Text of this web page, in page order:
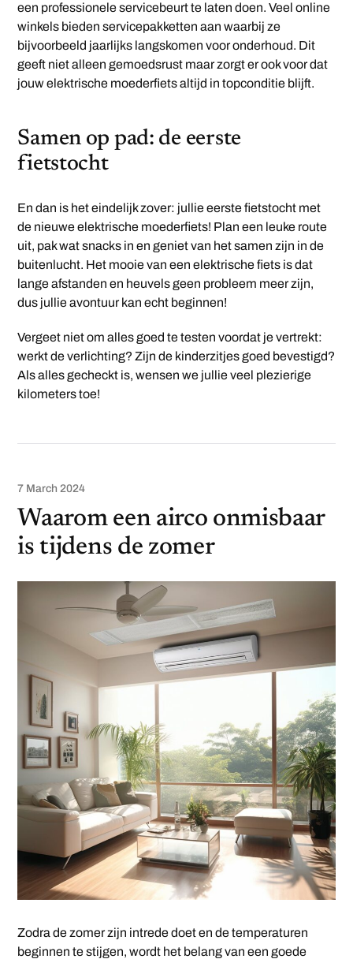
een professionele servicebeurt te laten doen. Veel online
winkels bieden servicepakketten aan waarbij ze
bijvoorbeeld jaarlijks langskomen voor onderhoud. Dit
geeft niet alleen gemoedsrust maar zorgt er ook voor dat
jouw elektrische moederfiets altijd in topconditie blijft.
Samen op pad: de eerste
fietstocht
En dan is het eindelijk zover: jullie eerste fietstocht met
de nieuwe elektrische moederfiets! Plan een leuke route
uit, pak wat snacks in en geniet van het samen zijn in de
buitenlucht. Het mooie van een elektrische fiets is dat
lange afstanden en heuvels geen probleem meer zijn,
dus jullie avontuur kan echt beginnen!
Vergeet niet om alles goed te testen voordat je vertrekt:
werkt de verlichting? Zijn de kinderzitjes goed bevestigd?
Als alles gecheckt is, wensen we jullie veel plezierige
kilometers toe!
7 March 2024
Waarom een airco onmisbaar
is tijdens de zomer
Zodra de zomer zijn intrede doet en de temperaturen
beginnen te stijgen, wordt het belang van een goede